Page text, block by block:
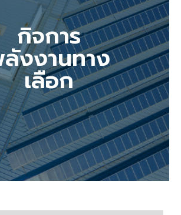
กิจการ
งงานทาง
เลือก